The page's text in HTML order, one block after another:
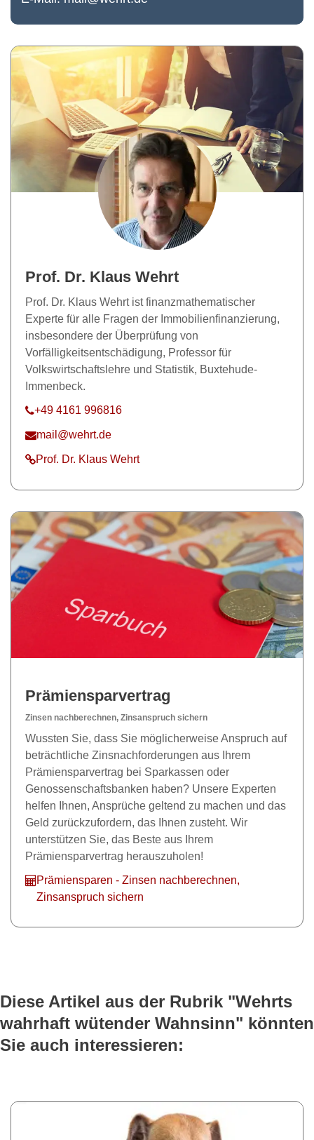
Prof. Dr. Klaus Wehrt
Prof. Dr. Klaus Wehrt ist finanzmathematischer
Experte für alle Fragen der Immobilienfinanzierung,
insbesondere der Überprüfung von
Vorfälligkeitsentschädigung, Professor für
Volkswirtschaftslehre und Statistik, Buxtehude-
Immenbeck.
+49 4161 996816
mail@wehrt.de
Prof. Dr. Klaus Wehrt
Prämiensparvertrag
Zinsen nachberechnen, Zinsanspruch sichern
Wussten Sie, dass Sie möglicherweise Anspruch auf
beträchtliche Zinsnachforderungen aus Ihrem
Prämiensparvertrag bei Sparkassen oder
Genossenschaftsbanken haben? Unsere Experten
helfen Ihnen, Ansprüche geltend zu machen und das
Geld zurückzufordern, das Ihnen zusteht. Wir
unterstützen Sie, das Beste aus Ihrem
Prämiensparvertrag herauszuholen!
Prämiensparen - Zinsen nachberechnen,
Zinsanspruch sichern
Diese Artikel aus der Rubrik "Wehrts
wahrhaft wütender Wahnsinn" könnten
Sie auch interessieren: